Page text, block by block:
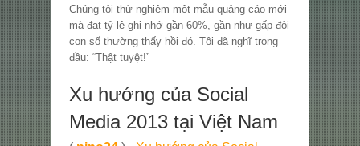
Chúng tôi thử nghiệm một mẫu quảng cáo mới
mà đạt tỷ lệ ghi nhớ gần 60%, gần như gấp đôi
con số thường thấy hồi đó. Tôi đã nghĩ trong
đầu: “Thật tuyệt!”
Xu hướng của Social
Media 2013 tại Việt Nam